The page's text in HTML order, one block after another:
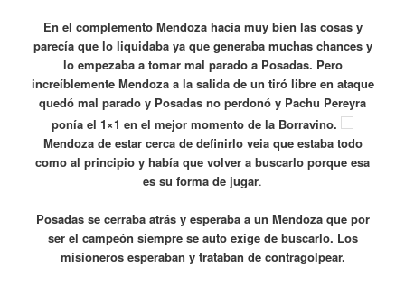
En el complemento Mendoza hacia muy bien las cosas y
parecía que lo liquidaba ya que generaba muchas chances y
lo empezaba a tomar mal parado a Posadas. Pero
increíblemente Mendoza a la salida de un tiró libre en ataque
quedó mal parado y Posadas no perdonó y Pachu Pereyra
ponía el 1×1 en el mejor momento de la Borravino.
Mendoza de estar cerca de definirlo veia que estaba todo
como al principio y había que volver a buscarlo porque esa
es su forma de jugar.
Posadas se cerraba atrás y esperaba a un Mendoza que por
ser el campeón siempre se auto exige de buscarlo. Los
misioneros esperaban y trataban de contragolpear.